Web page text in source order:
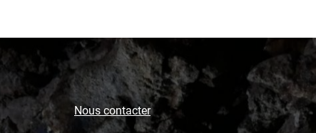
Nous contacter